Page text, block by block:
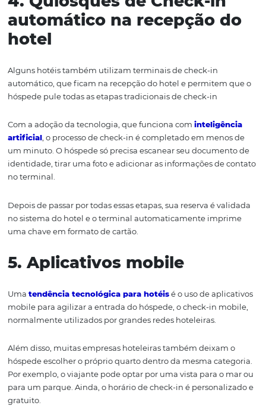
pode servir como uma outra alternativa muito eficiente.
Essa é uma maneira de
do seu hotel,a qualquer momento.
chatbot.Assim, o viajante consegue fazer tudo por meio
chatbot : tirar dúvidas, efetuar reserva e fazerprécheck-
Facilidade, praticidade e segurança no atendimento ao
Ao invés de preencher o formulário de check-in quando
antecipadona internet.
Neste caso, o hóspede deverá ser orientado a entrar no
hotel, preencher um formulário digital, e depois validar
na recepção.
Toda essa facilidade no processo de check-in, possibilita
atração e a fidelização de novos clientes. Mais do que
viabiliza mais chances de construir uma imagem
marca e de fortalecer o seu negócio.